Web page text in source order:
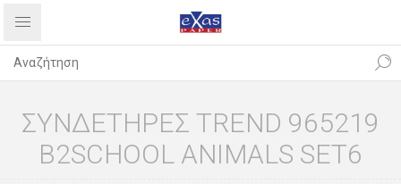
ΣΥΝΔΕΤΗΡΕΣ TREND 965219
B2SCHOOL ANIMALS SET6